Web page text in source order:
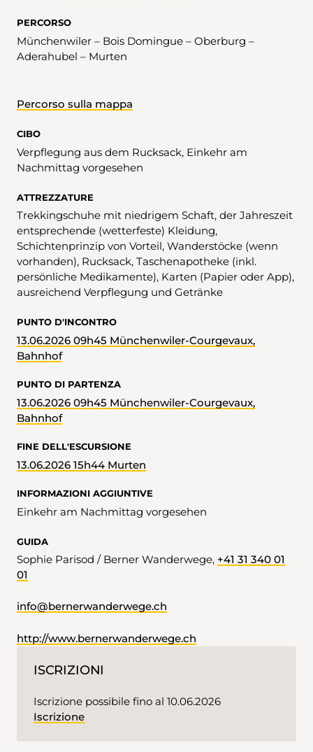
PERCORSO
Münchenwiler – Bois Domingue – Oberburg –
Aderahubel – Murten
Percorso sulla mappa
CIBO
Verpflegung aus dem Rucksack, Einkehr am
Nachmittag vorgesehen
ATTREZZATURE
Trekkingschuhe mit niedrigem Schaft, der Jahreszeit
entsprechende (wetterfeste) Kleidung,
Schichtenprinzip von Vorteil, Wanderstöcke (wenn
vorhanden), Rucksack, Taschenapotheke (inkl.
persönliche Medikamente), Karten (Papier oder App),
ausreichend Verpflegung und Getränke
PUNTO D'INCONTRO
13.06.2026 09h45 Münchenwiler-Courgevaux,
Bahnhof
PUNTO DI PARTENZA
13.06.2026 09h45 Münchenwiler-Courgevaux,
Bahnhof
FINE DELL'ESCURSIONE
13.06.2026 15h44 Murten
INFORMAZIONI AGGIUNTIVE
Einkehr am Nachmittag vorgesehen
GUIDA
Sophie Parisod / Berner Wanderwege, +41 31 340 01
01
info@bernerwanderwege.ch
http://www.bernerwanderwege.ch
ISCRIZIONI
Iscrizione possibile fino al 10.06.2026
Iscrizione